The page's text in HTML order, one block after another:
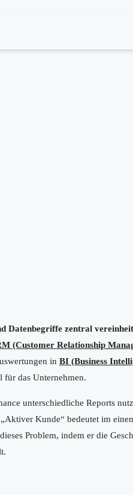
Datenbegriffe zentral
(Customer Relationship
in BI (Business
für das Unternehmen.
unterschiedliche Reports
Kunde“ bedeutet im
Problem, indem er die